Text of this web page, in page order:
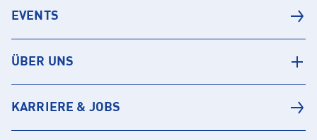
EVENTS
ÜBER UNS
KARRIERE & JOBS